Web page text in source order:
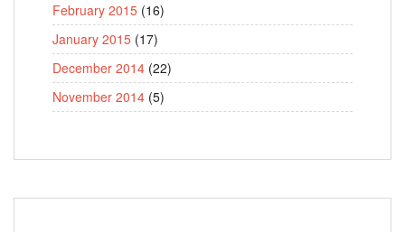
February 2015 (16)
January 2015 (17)
December 2014 (22)
November 2014 (5)